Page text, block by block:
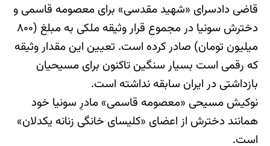
قاضی دادسرای «شهید مقدسی» برای معصومه قاسمی و
دخترش سونیا در مجموع قرار وثیقه ملکی به مبلغ (۸۰۰
میلیون تومان) صادر کرده است. تعیین این مقدار وثیقه
که رقمی است بسیار سنگین تاکنون برای مسیحیان
بازداشتی در ایران سابقه نداشته است.
نوکیش مسیحی «معصومه قاسمی» مادرِ سونیا خود
همانند دخترش از اعضای «کلیسای خانگی زنانه یکدلان»
است.